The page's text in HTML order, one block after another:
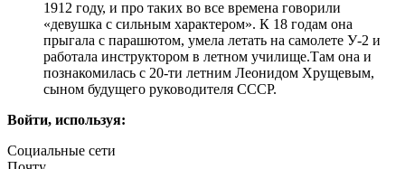
1912 году, и про таких во все времена говорили
«девушка с сильным характером». К 18 годам она
прыгала с парашютом, умела летать на самолете У-2 и
работала инструктором в летном училище.Там она и
познакомилась с 20-ти летним Леонидом Хрущевым,
сыном будущего руководителя СССР.
Войти, используя:
Социальные сети